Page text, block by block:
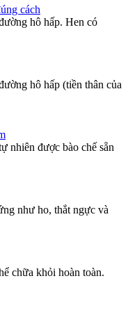
cách
hô hấp. Hen có
hô hấp (tiền thân của
nhiên được bào chế sẵn
như ho, thắt ngực và
chữa khỏi hoàn toàn.